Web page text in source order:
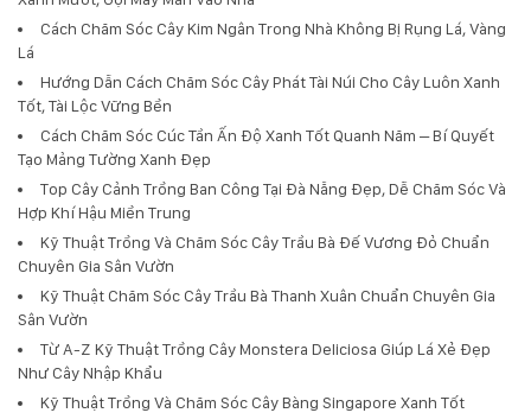
Cách Chăm Sóc Cây Kim Ngân Trong Nhà Không Bị Rụng Lá, Vàng
Lá
Hướng Dẫn Cách Chăm Sóc Cây Phát Tài Núi Cho Cây Luôn Xanh
Tốt, Tài Lộc Vững Bền
Cách Chăm Sóc Cúc Tần Ấn Độ Xanh Tốt Quanh Năm – Bí Quyết
Tạo Mảng Tường Xanh Đẹp
Top Cây Cảnh Trồng Ban Công Tại Đà Nẵng Đẹp, Dễ Chăm Sóc Và
Hợp Khí Hậu Miền Trung
Kỹ Thuật Trồng Và Chăm Sóc Cây Trầu Bà Đế Vương Đỏ Chuẩn
Chuyên Gia Sân Vườn
Kỹ Thuật Chăm Sóc Cây Trầu Bà Thanh Xuân Chuẩn Chuyên Gia
Sân Vườn
Từ A-Z Kỹ Thuật Trồng Cây Monstera Deliciosa Giúp Lá Xẻ Đẹp
Như Cây Nhập Khẩu
Kỹ Thuật Trồng Và Chăm Sóc Cây Bàng Singapore Xanh Tốt